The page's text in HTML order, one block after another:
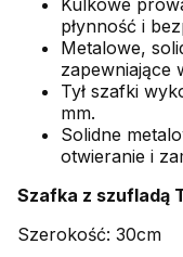
płynność i
Metalowe,
zapewniające
Tył szafki
mm.
Solidne
otwieranie i
Szafka z szufladą
Szerokość: 30cm